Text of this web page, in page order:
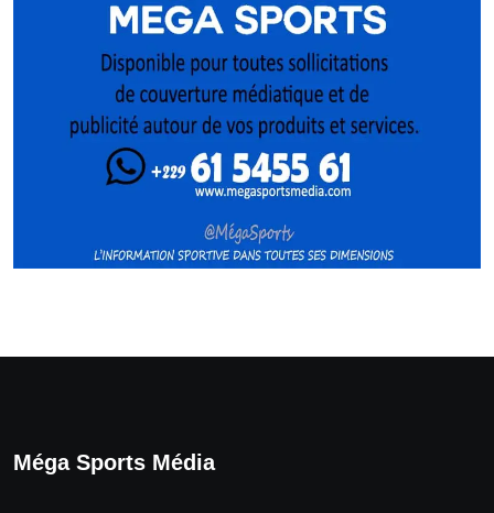
Méga Sports Média